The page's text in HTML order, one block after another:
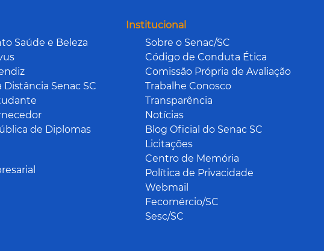
Saúde e Beleza
Distância Senac SC
de Diplomas
Institucional
Sobre o Senac/SC
Código de Conduta Ética
Comissão Própria de Avaliação
Trabalhe Conosco
Transparência
Notícias
Blog Oficial do Senac SC
Licitações
Centro de Memória
Política de Privacidade
Webmail
Fecomércio/SC
Sesc/SC